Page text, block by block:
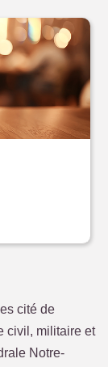
cité de
civil, militaire et
Notre-